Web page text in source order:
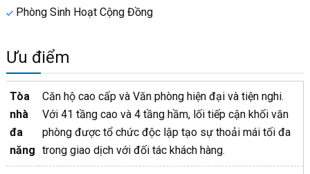
Phòng Sinh Hoạt Cộng Đồng
Ưu điểm
Tòa
nhà
đa
năng
Căn hộ cao cấp và Văn phòng hiện đại và tiện nghi.
Với 41 tầng cao và 4 tầng hầm, lối tiếp cận khối văn
phòng được tổ chức độc lập tạo sự thoải mái tối đa
trong giao dịch với đối tác khách hàng.